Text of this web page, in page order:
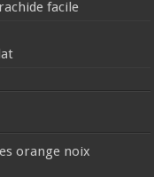
facile
orange noix